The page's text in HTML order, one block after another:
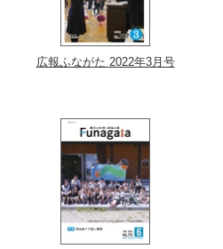
広報ふながた 2022年3月号